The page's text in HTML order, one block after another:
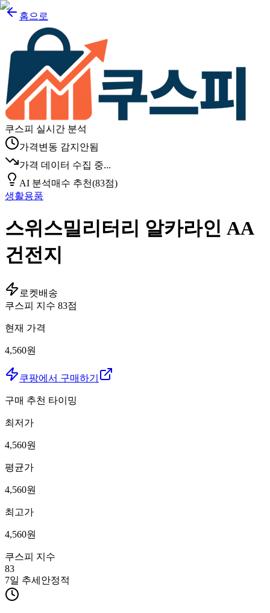
홈으로
쿠스피 실시간 분석
가격변동 감지안됨
가격 데이터 수집 중...
AI 분석매수 추천(83점)
생활용품
스위스밀리터리 알카라인 AA
건전지
로켓배송
쿠스피 지수 83점
현재 가격
4,560원
쿠팡에서 구매하기
구매 추천 타이밍
최저가
4,560원
평균가
4,560원
최고가
4,560원
쿠스피 지수
83
7일 추세 안정적